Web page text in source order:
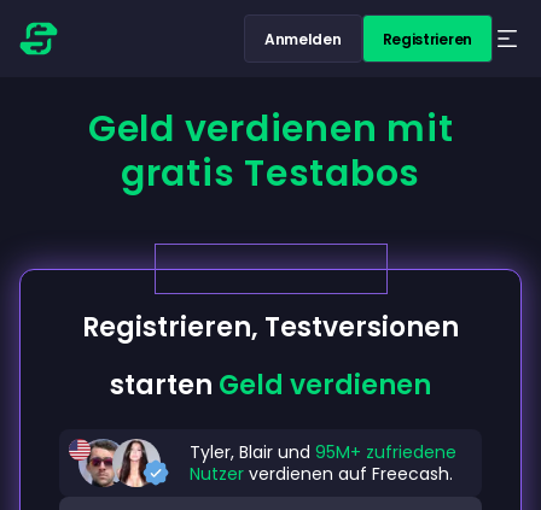
Anmelden Registrieren
Geld verdienen mit
gratis Testabos
Registrieren, Testversionen
starten Geld verdienen
Tyler, Blair und 95M+ zufriedene
Nutzer verdienen auf Freecash.